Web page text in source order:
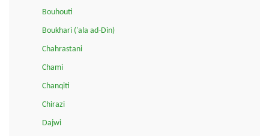
Bouhouti
Boukhari ('ala ad-Din)
Chahrastani
Chami
Chanqiti
Chirazi
Dajwi